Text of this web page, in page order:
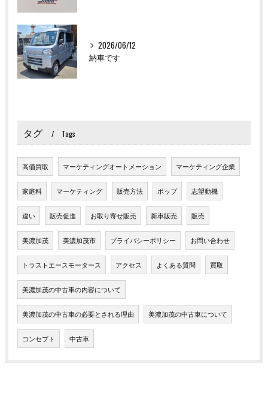
2026/06/12
納車です
タグ Tags
高価買取 マーケティングオートメーション マーケティング企業
家庭科 マーケティング 販売方法 ポップ 志望動機
違い 販売促進 お取り寄せ販売 新車販売 販売
美濃加茂 美濃加茂市 プライバシーポリシー お問い合わせ
トラストエースモータース アクセス よくある質問 買取
美濃加茂の中古車の内容について
美濃加茂の中古車の必要とされる理由 美濃加茂の中古車について
コンセプト 中古車